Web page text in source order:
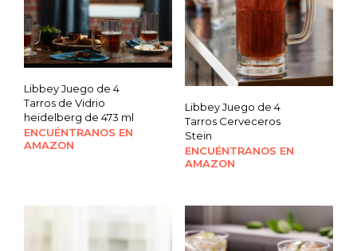
Libbey Juego de 4
Tarros de Vidrio
heidelberg de 473 ml
ENCUÉNTRANOS EN
AMAZON
Libbey Juego de 4
Tarros Cerveceros
Stein
ENCUÉNTRANOS EN
AMAZON